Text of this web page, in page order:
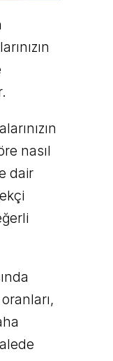
nasıl
dair